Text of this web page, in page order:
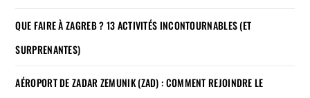
QUE FAIRE À ZAGREB ? 13 ACTIVITÉS INCONTOURNABLES (ET
SURPRENANTES)
AÉROPORT DE ZADAR ZEMUNIK (ZAD) : COMMENT REJOINDRE LE